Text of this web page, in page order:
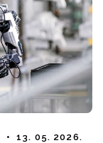
•
13. 05. 2026.